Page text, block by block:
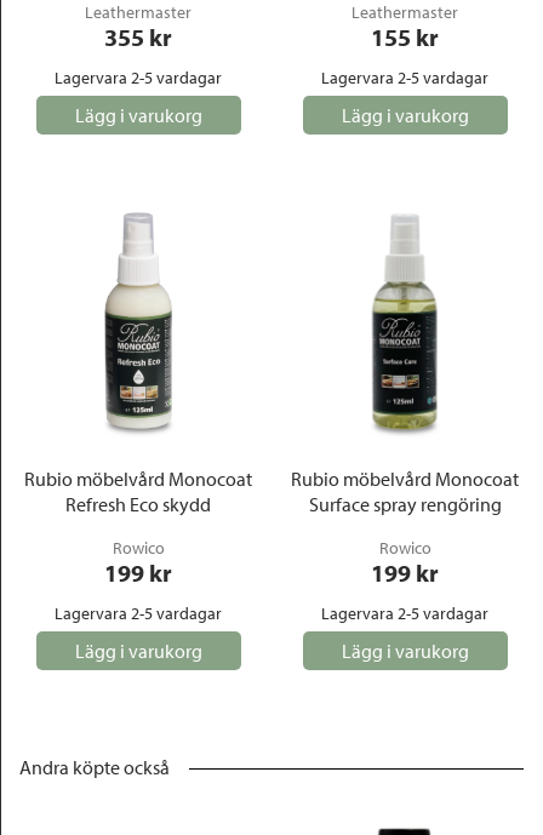
Leathermaster
355 kr
Lagervara 2-5 vardagar
Lägg i varukorg
Leathermaster
155 kr
Lagervara 2-5 vardagar
Lägg i varukorg
Rubio möbelvård Monocoat
Refresh Eco skydd
Rowico
199 kr
Lagervara 2-5 vardagar
Lägg i varukorg
Rubio möbelvård Monocoat
Surface spray rengöring
Rowico
199 kr
Lagervara 2-5 vardagar
Lägg i varukorg
Andra köpte också